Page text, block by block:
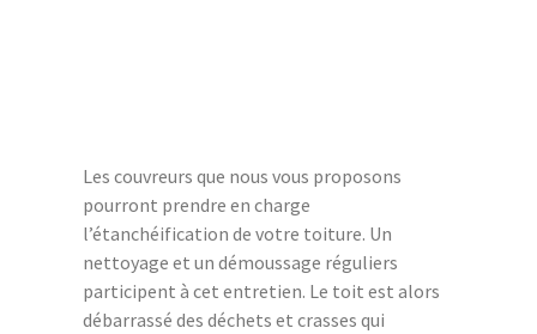
Les couvreurs que nous vous proposons
pourront prendre en charge
l’étanchéification de votre toiture. Un
nettoyage et un démoussage réguliers
participent à cet entretien. Le toit est alors
débarrassé des déchets et crasses qui